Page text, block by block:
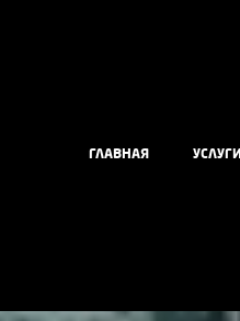
ГЛАВНАЯ УСЛУГИ